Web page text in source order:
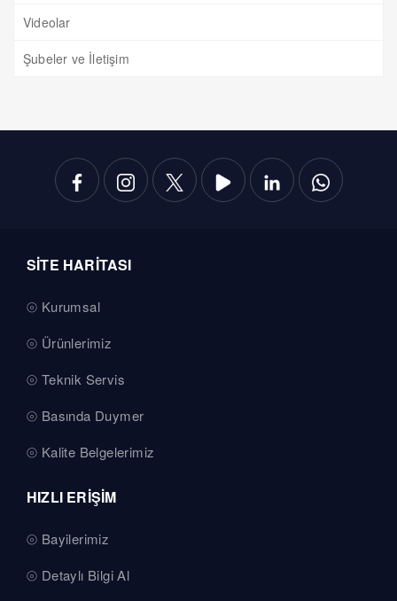
Videolar
Şubeler ve İletişim
SİTE HARİTASI
Kurumsal
Ürünlerimiz
Teknik Servis
Basında Duymer
Kalite Belgelerimiz
HIZLI ERİŞİM
Bayilerimiz
Detaylı Bilgi Al